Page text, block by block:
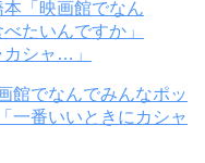
館でなんでみんなポッ
一番いいときにカシャ